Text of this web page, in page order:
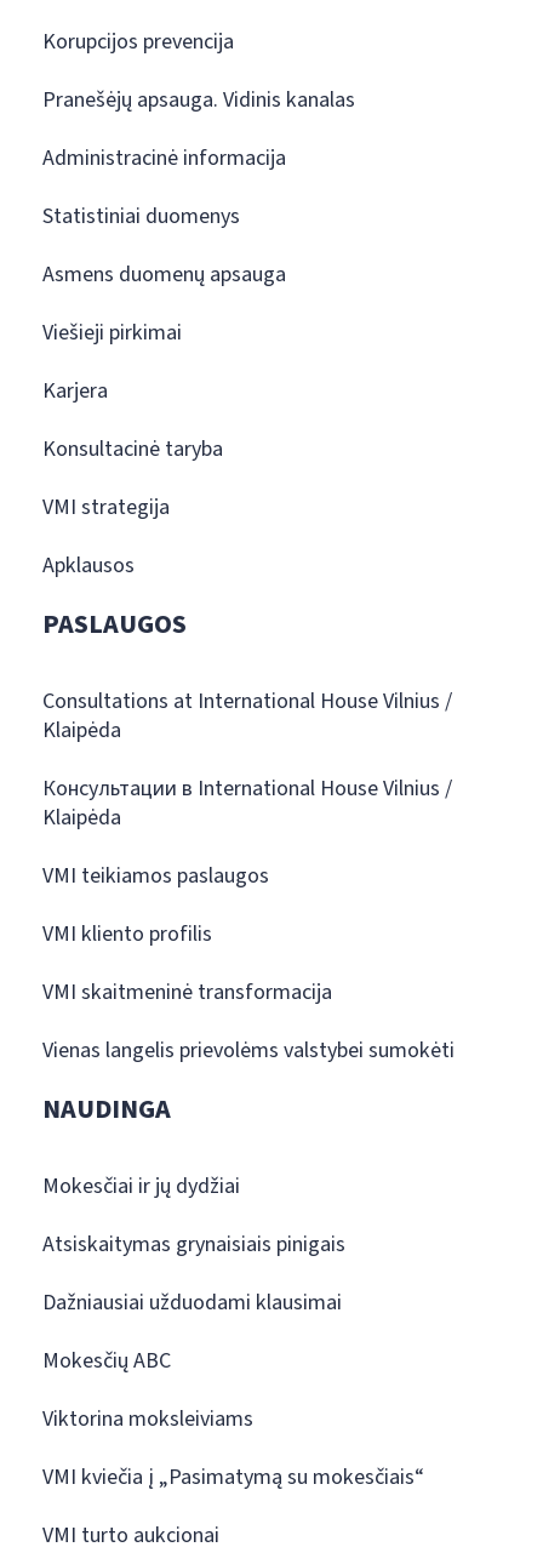
Korupcijos prevencija
Pranešėjų apsauga. Vidinis kanalas
Administracinė informacija
Statistiniai duomenys
Asmens duomenų apsauga
Viešieji pirkimai
Karjera
Konsultacinė taryba
VMI strategija
Apklausos
PASLAUGOS
Consultations at International House Vilnius /
Klaipėda
Консультации в International House Vilnius /
Klaipėda
VMI teikiamos paslaugos
VMI kliento profilis
VMI skaitmeninė transformacija
Vienas langelis prievolėms valstybei sumokėti
NAUDINGA
Mokesčiai ir jų dydžiai
Atsiskaitymas grynaisiais pinigais
Dažniausiai užduodami klausimai
Mokesčių ABC
Viktorina moksleiviams
VMI kviečia į „Pasimatymą su mokesčiais“
VMI turto aukcionai